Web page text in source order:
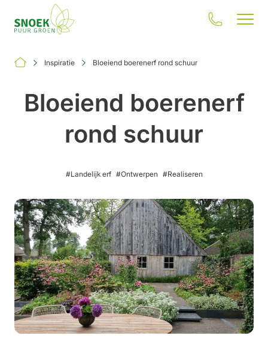
Jouw situatie
Onze impact
Over ons
Werken bij
Inspiratie Bloeiend boerenerf rond schuur
Bloeiend boerenerf
rond schuur
#Landelijk erf #Ontwerpen #Realiseren